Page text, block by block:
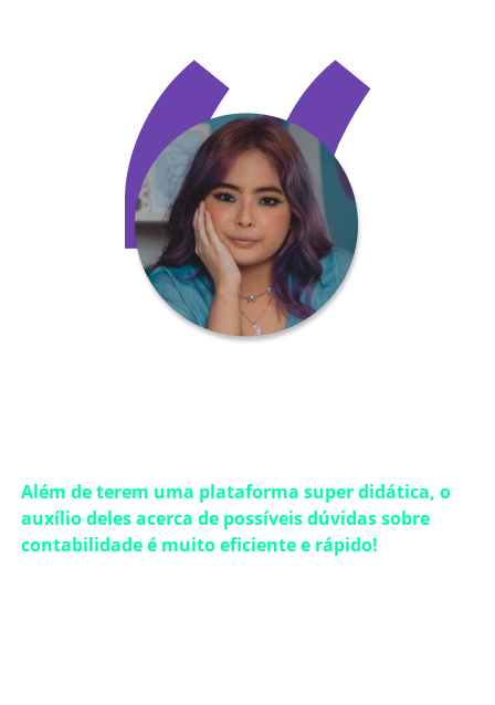
Além de terem uma plataforma super didática, o
auxílio deles acerca de possíveis dúvidas sobre
contabilidade é muito eficiente e rápido!